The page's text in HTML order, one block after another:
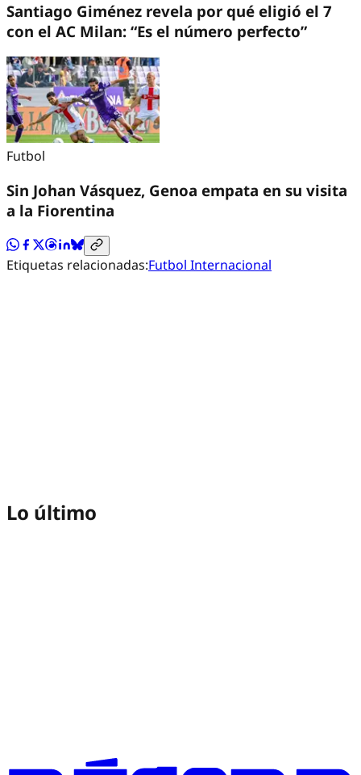
Santiago Giménez revela por qué eligió el 7
con el AC Milan: “Es el número perfecto”
Futbol
Sin Johan Vásquez, Genoa empata en su visita
a la Fiorentina
Etiquetas relacionadas:Futbol Internacional
Lo último